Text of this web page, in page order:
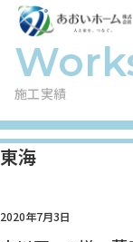
施工実績
東海
2020年7月3日